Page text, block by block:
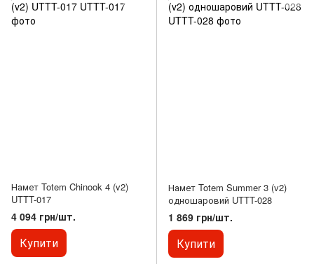
Намет Totem Chinook 4 (v2)
UTTT-017
4 094 грн/шт.
Купити
Намет Totem Summer 3 (v2)
одношаровий UTTT-028
1 869 грн/шт.
Купити